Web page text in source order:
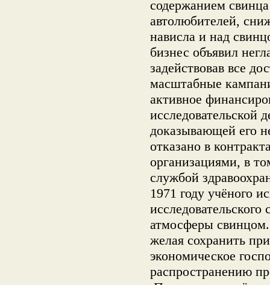
содержанием
автолюбителей,
нависла и над
бизнес объявил
задействовав все
масштабные
активное
исследовательской
доказывающей его
отказано в
организациями, в
службой
1971 году учёного
атмосферы
желая сохранить
экономическое
распространению